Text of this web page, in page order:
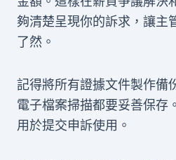
夠清楚呈現你的訴求，讓主
了然。
記得將所有證據文件製作備
電子檔案掃描都要妥善保存
用於提交申訴使用。